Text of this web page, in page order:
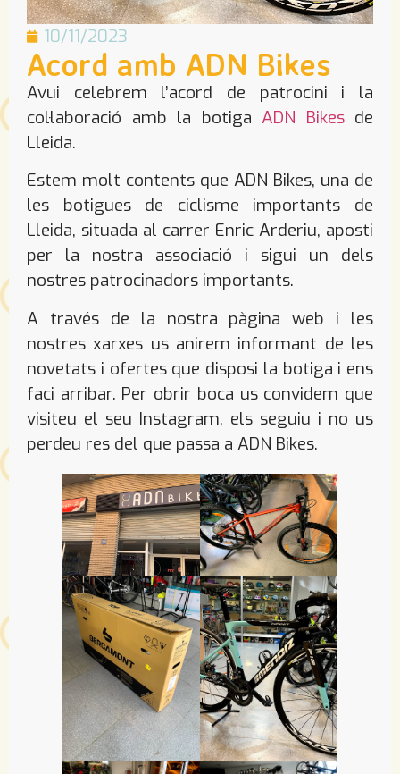
10/11/2023
Acord amb ADN Bikes
Avui celebrem l’acord de patrocini i la
col·laboració amb la botiga ADN Bikesde
Lleida.
Estem molt contents que ADN Bikes, una de
les botigues de ciclisme importants de
Lleida, situada al carrer Enric Arderiu, aposti
per la nostra associació i sigui un dels
nostres patrocinadors importants.
A través de la nostra pàgina web i les
nostres xarxes us anirem informant de les
novetats i ofertes que disposi la botiga i ens
faci arribar. Per obrir boca us convidem que
visiteu el seu Instagram, els seguiu i no us
perdeu res del que passa a ADN Bikes.